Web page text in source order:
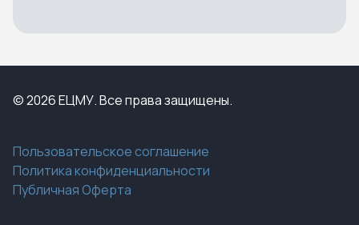
© 2026 ЕЦМУ. Все права защищены.
Пользовательское соглашение
Политика конфиденциальности
Публичная Оферта